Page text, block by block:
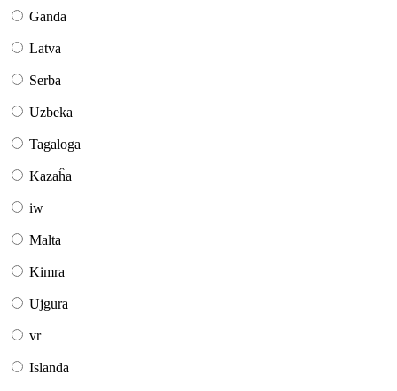
Ganda
Latva
Serba
Uzbeka
Tagaloga
Kazaĥa
iw
Malta
Kimra
Ujgura
vr
Islanda